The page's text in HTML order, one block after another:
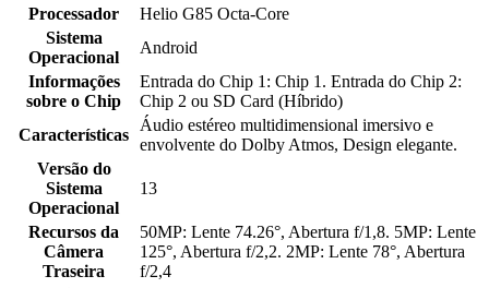
Processador
Helio G85 Octa-Core
Sistema
Operacional
Android
Informações
sobre o Chip
Entrada do Chip 1: Chip 1. Entrada do Chip 2:
Chip 2 ou SD Card (Híbrido)
Características
Áudio estéreo multidimensional imersivo e
envolvente do Dolby Atmos, Design elegante.
Versão do
Sistema
Operacional
13
Recursos da
Câmera
Traseira
50MP: Lente 74.26°, Abertura f/1,8. 5MP: Lente
125°, Abertura f/2,2. 2MP: Lente 78°, Abertura
f/2,4